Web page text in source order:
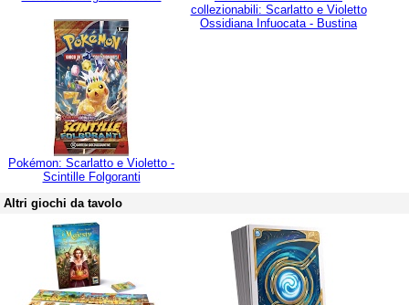
collezionabili: Scarlatto e Violetto
Ossidiana Infuocata - Bustina
Pokémon: Scarlatto e Violetto -
Scintille Folgoranti
Altri giochi da tavolo